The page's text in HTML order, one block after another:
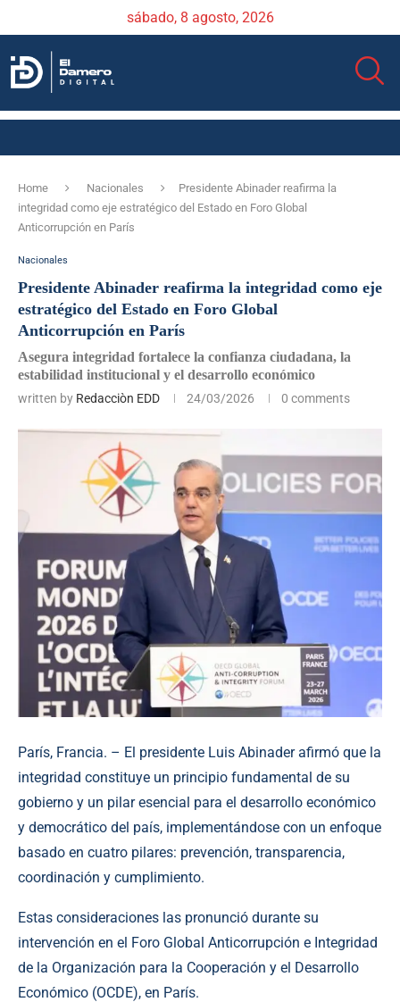
sábado, 8 agosto, 2026
Home Nacionales
Presidente Abinader reafirma la
integridad como eje estratégico del Estado en Foro Global
Anticorrupción en París
Nacionales
Presidente Abinader reafirma la integridad como eje
estratégico del Estado en Foro Global
Anticorrupción en París
Asegura integridad fortalece la confianza ciudadana, la
estabilidad institucional y el desarrollo económico
written by Redacciòn EDD 24/03/2026 0 comments
París, Francia. – El presidente Luis Abinader afirmó que la
integridad constituye un principio fundamental de su
gobierno y un pilar esencial para el desarrollo económico
y democrático del país, implementándose con un enfoque
basado en cuatro pilares: prevención, transparencia,
coordinación y cumplimiento.
Estas consideraciones las pronunció durante su
intervención en el Foro Global Anticorrupción e Integridad
de la Organización para la Cooperación y el Desarrollo
Económico (OCDE), en París.